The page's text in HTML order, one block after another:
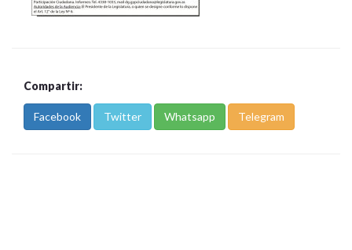
Compartir:
Facebook Twitter Whatsapp Telegram